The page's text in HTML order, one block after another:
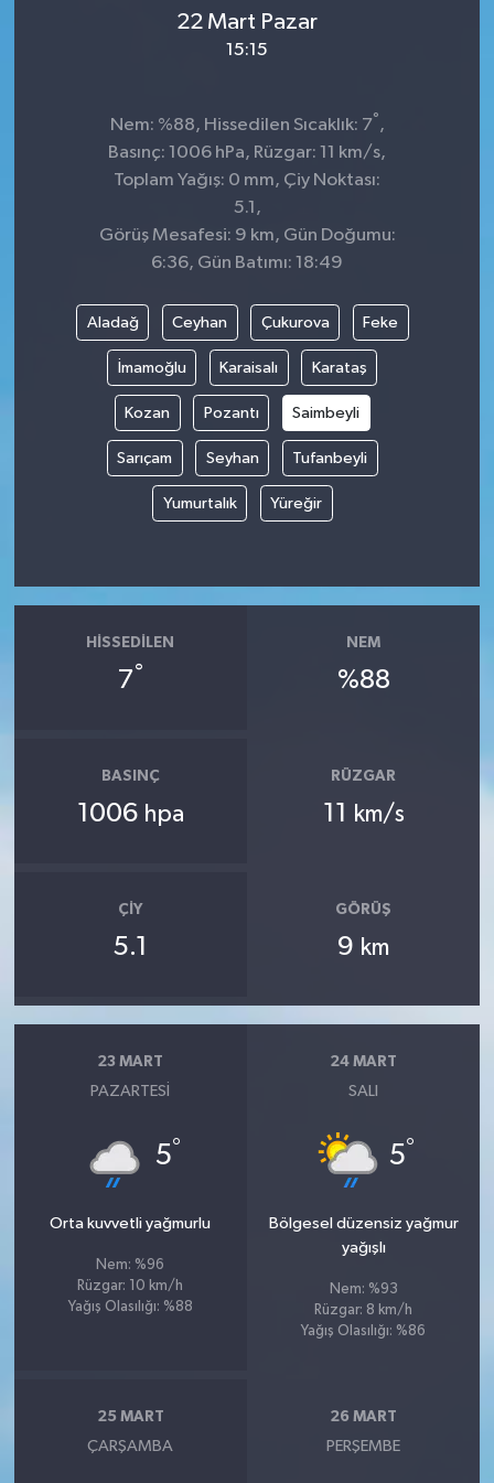
22 Mart Pazar
15:15
Nem: %88, Hissedilen Sıcaklık: 7° ,
Basınç: 1006 hPa, Rüzgar: 11 km/s,
Toplam Yağış: 0 mm, Çiy Noktası:
5.1,
Görüş Mesafesi: 9 km, Gün Doğumu:
6:36, Gün Batımı: 18:49
Aladağ Ceyhan Çukurova Feke
İmamoğlu Karaisalı Karataş
Kozan Pozantı Saimbeyli
Sarıçam Seyhan Tufanbeyli
Yumurtalık Yüreğir
HISSEDILEN
7°
NEM
%88
BASINÇ
1006 hpa
RÜZGAR
11 km/s
ÇIY
5.1
GÖRÜŞ
9 km
23 MART
PAZARTESI
5°
Orta kuvvetli yağmurlu
Nem: %96
Rüzgar: 10 km/h
Yağış Olasılığı: %88
24 MART
SALI
5°
Bölgesel düzensiz yağmur
yağışlı
Nem: %93
Rüzgar: 8 km/h
Yağış Olasılığı: %86
25 MART
ÇARŞAMBA
26 MART
PERŞEMBE